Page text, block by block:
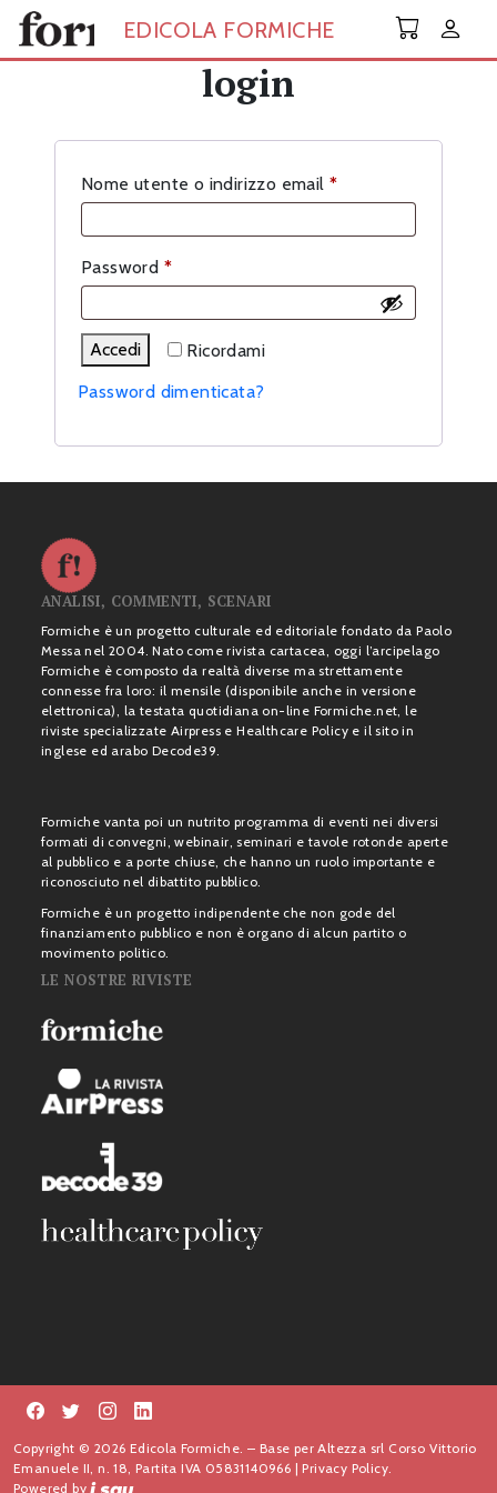
Skip to main content
EDICOLA FORMICHE
login
Nome utente o indirizzo email *Richiesto
Password *Richiesto
Ricordami
Accedi
Password dimenticata?
ANALISI, COMMENTI, SCENARI
Formiche è un progetto culturale ed editoriale fondato da Paolo
Messa nel 2004. Nato come rivista cartacea, oggi l’arcipelago
Formiche è composto da realtà diverse ma strettamente
connesse fra loro: il mensile (disponibile anche in versione
elettronica), la testata quotidiana on-line Formiche.net, le
riviste specializzate Airpress e Healthcare Policy e il sito in
inglese ed arabo Decode39.
Formiche vanta poi un nutrito programma di eventi nei diversi
formati di convegni, webinair, seminari e tavole rotonde aperte
al pubblico e a porte chiuse, che hanno un ruolo importante e
riconosciuto nel dibattito pubblico.
Formiche è un progetto indipendente che non gode del
finanziamento pubblico e non è organo di alcun partito o
movimento politico.
LE NOSTRE RIVISTE
Copyright © 2026 Edicola Formiche. – Base per Altezza srl Corso Vittorio
Emanuele II, n. 18, Partita IVA 05831140966 |Privacy Policy.
Powered by